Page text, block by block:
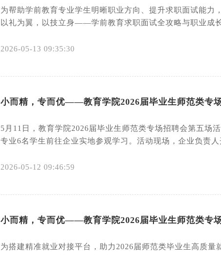
为帮助学前教育专业学生明晰职业方向、提升求职面试能
以礼为翼，以技立身——学前教育求职面试全攻略与职业成
2026-05-13 09:35:30
小而精，专而优——教育学院2026届毕业生师范类专
5月11日，教育学院2026届毕业生师范类专场招聘会第五场
专业6名学生前往企业实地参观学习。活动现场，企业负责
2026-05-12 09:46:59
小而精，专而优——教育学院2026届毕业生师范类专
为搭建精准就业对接平台，助力2026届师范类毕业生高质